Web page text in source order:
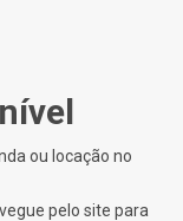
ou locação no
pelo site para